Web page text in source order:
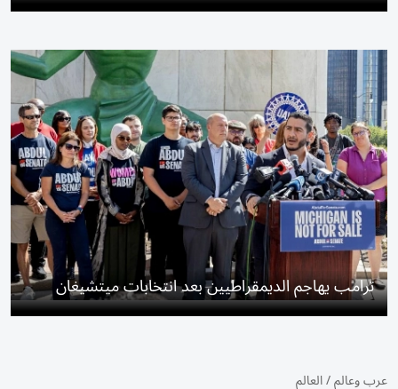
ترامب يهاجم الديمقراطيين بعد انتخابات ميتشيغان
عرب وعالم/العالم